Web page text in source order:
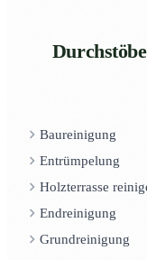
Baureinigung
Entrümpelung
Holzterrasse
Endreinigung
Grundreinigung